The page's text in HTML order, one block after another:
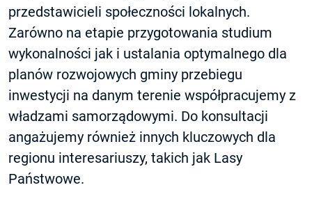
przedstawicieli społeczności lokalnych.
Zarówno na etapie przygotowania studium
wykonalności jak i ustalania optymalnego dla
planów rozwojowych gminy przebiegu
inwestycji na danym terenie współpracujemy z
władzami samorządowymi. Do konsultacji
angażujemy również innych kluczowych dla
regionu interesariuszy, takich jak Lasy
Państwowe.